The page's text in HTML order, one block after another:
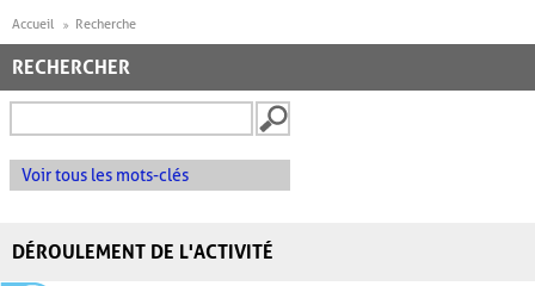
Accueil Recherche
RECHERCHER
Voir tous les mots-clés
DÉROULEMENT DE L'ACTIVITÉ